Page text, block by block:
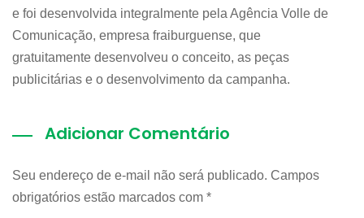
e foi desenvolvida integralmente pela Agência Volle de
Comunicação, empresa fraiburguense, que
gratuitamente desenvolveu o conceito, as peças
publicitárias e o desenvolvimento da campanha.
Adicionar Comentário
Seu endereço de e-mail não será publicado. Campos
obrigatórios estão marcados com *